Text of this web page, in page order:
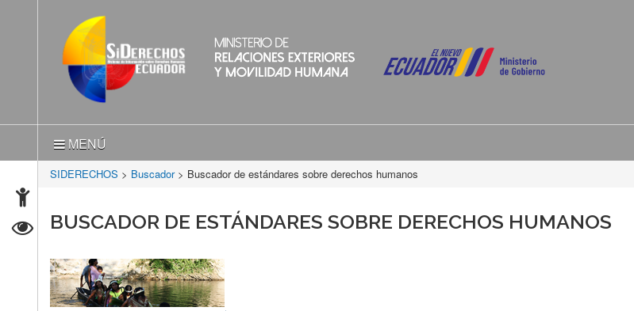
MENÚ
SIDERECHOS > Buscador > Buscador de estándares sobre derechos humanos
BUSCADOR DE ESTÁNDARES SOBRE DERECHOS HUMANOS